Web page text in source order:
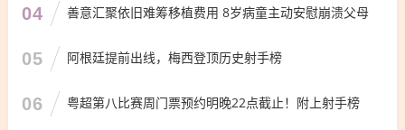
04 善意汇聚依旧难筹移植费用 8岁病童主动安慰崩溃父母
05 阿根廷提前出线，梅西登顶历史射手榜
06 粤超第八比赛周门票预约明晚22点截止！附上射手榜